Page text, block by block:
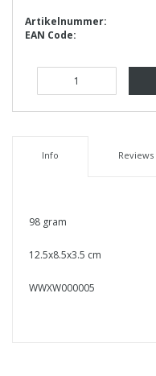
Artikelnummer:
EAN Code:
Info Reviews
98 gram
12.5x8.5x3.5 cm
WWXW000005